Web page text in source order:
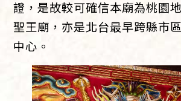
證，是故較可確信本廟為桃園
聖王廟，亦是北台最早跨縣市
中心。